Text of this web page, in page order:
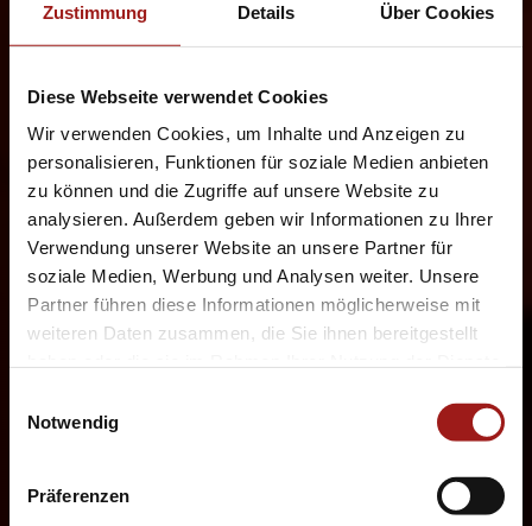
Zustimmung Details Über Cookies
Diese Webseite verwendet Cookies
Wir verwenden Cookies, um Inhalte und Anzeigen zu
personalisieren, Funktionen für soziale Medien anbieten
zu können und die Zugriffe auf unsere Website zu
analysieren. Außerdem geben wir Informationen zu Ihrer
Verwendung unserer Website an unsere Partner für
soziale Medien, Werbung und Analysen weiter. Unsere
Partner führen diese Informationen möglicherweise mit
weiteren Daten zusammen, die Sie ihnen bereitgestellt
Notwendig
Präferenzen